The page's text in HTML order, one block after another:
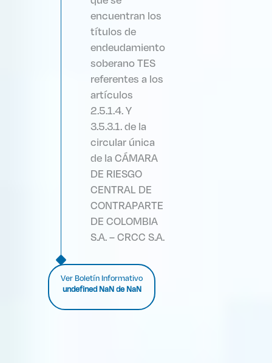
encuentran los
títulos de
endeudamiento
soberano TES
referentes a los
artículos
2.5.1.4. Y
3.5.3.1. de la
circular única
de la CÁMARA
DE RIESGO
CENTRAL DE
CONTRAPARTE
DE COLOMBIA
S.A. – CRCC S.A.
Ver Boletín Informativo
undefined NaN de NaN